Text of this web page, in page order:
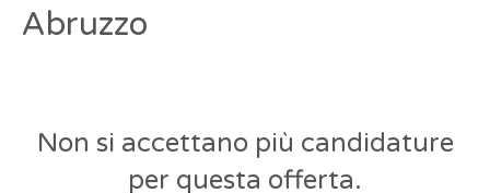
Abruzzo
Non si accettano più candidature
per questa offerta.